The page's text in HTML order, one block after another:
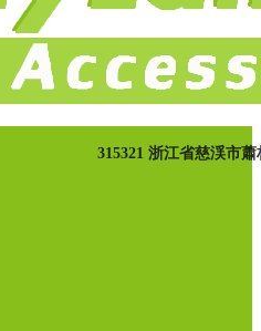
315321 浙江省慈渓市